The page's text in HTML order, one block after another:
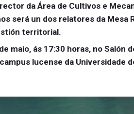
da Área de Cultivos e
será un dos relatores da Mesa
territorial.
maio, ás 17:30 horas, no Salón
lucense da Universidade